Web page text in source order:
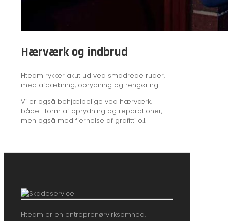
Hærværk og indbrud
Hteam rykker akut ud ved smadrede ruder,
med afdækning, oprydning og rengøring.
Vi er også behjælpelige ved hærværk,
både i form af oprydning og reparationer,
men også med fjernelse af grafitti o.l.
Hteam er en entreprenørvirksomhed,